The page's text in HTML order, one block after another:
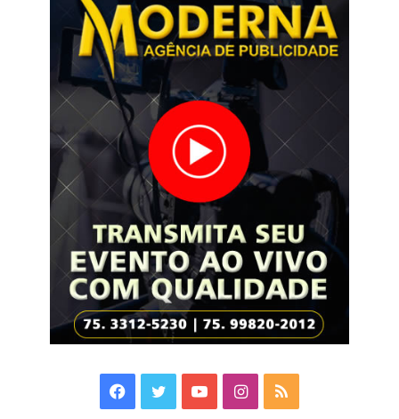
Facebook
TwitterYouTubeInstagram
RSS